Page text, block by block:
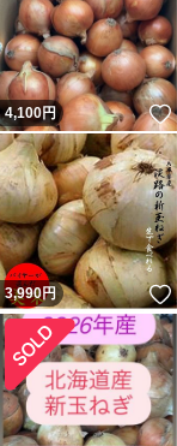
4,100円
3,990円